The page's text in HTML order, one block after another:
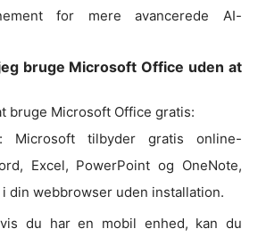
for mere avancerede AI-
bruge Microsoft Office uden at
bruge Microsoft Office gratis:
Microsoft tilbyder gratis online-
Excel, PowerPoint og OneNote,
din webbrowser uden installation.
du har en mobil enhed, kan du